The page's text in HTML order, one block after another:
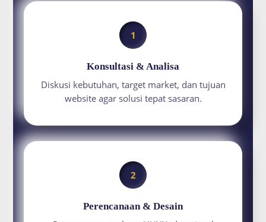
1
Konsultasi & Analisa
Diskusi kebutuhan, target market, dan tujuan
website agar solusi tepat sasaran.
2
Perencanaan & Desain